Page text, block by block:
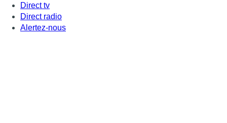
Direct tv
Direct radio
Alertez-nous